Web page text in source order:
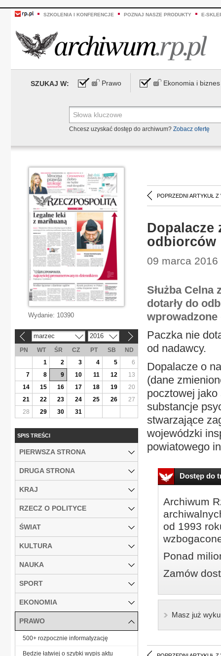
SZKOLENIA I KONFERENCJE POZNAJ NASZE PRODUKTY E-
SZUKAJ W: Prawo Ekonomia i biznes
Chcesz uzyskać dostęp do archiwum? Zobacz ofertę
POPRZEDNI ARTYKUŁ Z
Dopalacze
odbiorców
09 marca 2016
Służba Celna
dotarły do
Paczka nie
od nadawcy.
Dopalacze o
(dane
pocztowej jako
substancje
stwarzające
wojewódzki
powiatowego
Dostęp do
Archiwum
od 1993
Ponad
Zamów
Masz już
Wydanie: 10390
marzec 2016
PN WT ŚR CZ PT SB
ND
1
2 3 4 5
6
7
8 9 10 11 12
13
14
15 16 17 18 19
20
21
22 23 24 25 26
27
28
29 30 31
SPIS TREŚCI
PIERWSZA STRONA
DRUGA STRONA
KRAJ
RZECZ O POLITYCE
ŚWIAT
KULTURA
NAUKA
SPORT
EKONOMIA
PRAWO
500+ rozpocznie informatyzację
Będzie łatwiej o szybki wypis aktu